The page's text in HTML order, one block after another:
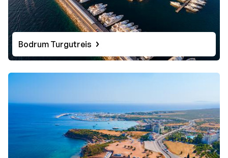
Bodrum Turgutreis